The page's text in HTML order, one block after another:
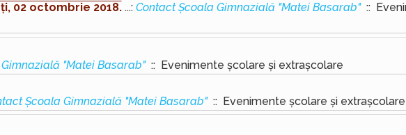
02 octombrie 2018....: Contact Școala Gimnazială "Matei Basarab"::
"Matei Basarab":: Evenimente școlare și extrașcolare
Școala Gimnazială "Matei Basarab":: Evenimente școlare și extrașcolare